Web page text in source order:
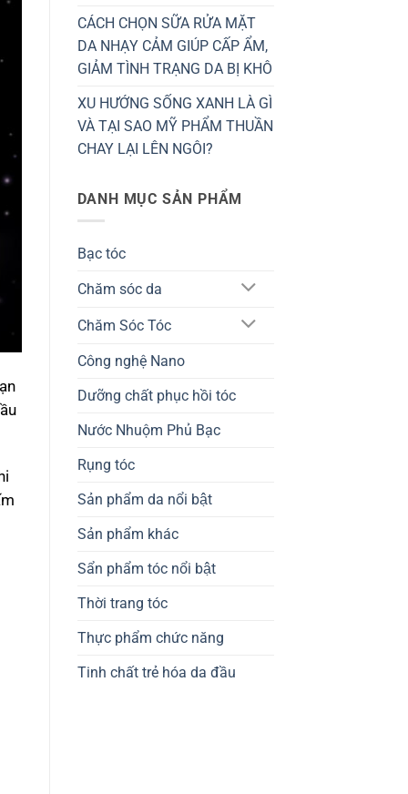
CÁCH CHỌN SỮA RỬA MẶT
DA NHẠY CẢM GIÚP CẤP ẨM,
GIẢM TÌNH TRẠNG DA BỊ KHÔ
XU HƯỚNG SỐNG XANH LÀ GÌ
VÀ TẠI SAO MỸ PHẨM THUẦN
CHAY LẠI LÊN NGÔI?
DANH MỤC SẢN PHẨM
Bạc tóc
Chăm sóc da
Chăm Sóc Tóc
Công nghệ Nano
Dưỡng chất phục hồi tóc
Nước Nhuộm Phủ Bạc
Rụng tóc
Sản phẩm da nổi bật
Sản phẩm khác
Sẩn phẩm tóc nổi bật
Thời trang tóc
Thực phẩm chức năng
Tinh chất trẻ hóa da đầu